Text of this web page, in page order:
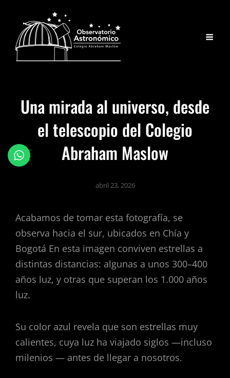
Una mirada al universo, desde
el telescopio del Colegio
Abraham Maslow
abril 23, 2026
Acabamos de tomar esta fotografía, se
observa hacia el sur, ubicados en Chía y
Bogotá En esta imagen conviven estrellas a
distintas distancias: algunas a unos 300–400
años luz, y otras que superan los 1.000 años
luz.
Su color azul revela que son estrellas muy
calientes, cuya luz ha viajado siglos —incluso
milenios — antes de llegar a nosotros.